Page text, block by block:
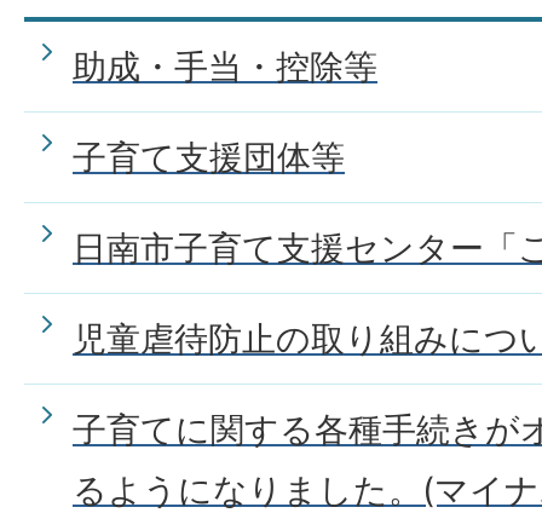
談したらよいですか。
助成・手当・控除等
子育て支援団体等
日南市子育て支援センター「
児童虐待防止の取り組みにつ
子育てに関する各種手続きが
るようになりました。(マイ